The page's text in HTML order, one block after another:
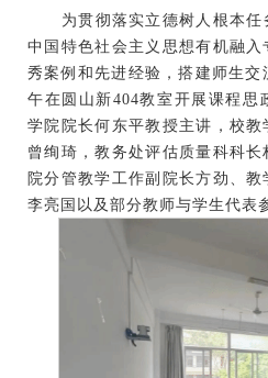
为贯彻落实立德树人根本
中国特色社会主义思想有机融
秀案例和先进经验，搭建师生交
午在圆山新404教室开展课程思
学院院长何东平教授主讲，校教
曾绚琦，教务处评估质量科科
院分管教学工作副院长方劲、
李亮国以及部分教师与学生代表